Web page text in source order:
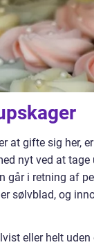
at gifte sig her,
nyt ved at tage
går i retning af
sølvblad, og
eller helt